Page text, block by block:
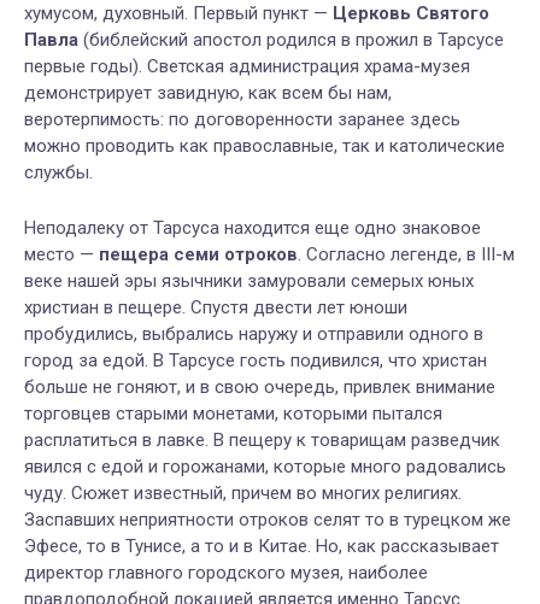
хумусом, духовный. Первый пункт — Церковь Святого
Павла (библейский апостол родился в прожил в Тарсусе
первые годы). Светская администрация храма-музея
демонстрирует завидную, как всем бы нам,
веротерпимость: по договоренности заранее здесь
можно проводить как православные, так и католические
службы.
Неподалеку от Тарсуса находится еще одно знаковое
место — пещера семи отроков. Согласно легенде, в III-м
веке нашей эры язычники замуровали семерых юных
христиан в пещере. Спустя двести лет юноши
пробудились, выбрались наружу и отправили одного в
город за едой. В Тарсусе гость подивился, что христан
больше не гоняют, и в свою очередь, привлек внимание
торговцев старыми монетами, которыми пытался
расплатиться в лавке. В пещеру к товарищам разведчик
явился с едой и горожанами, которые много радовались
чуду. Сюжет известный, причем во многих религиях.
Заспавших неприятности отроков селят то в турецком же
Эфесе, то в Тунисе, а то и в Китае. Но, как рассказывает
директор главного городского музея, наиболее
правдоподобной локацией является именно Тарсус.